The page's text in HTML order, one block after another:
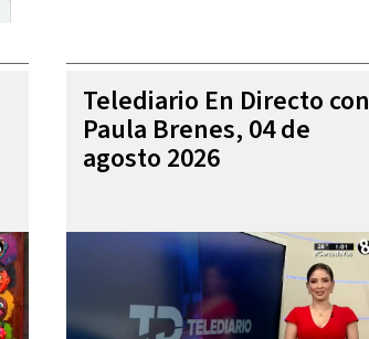
Telediario En Directo con
Paula Brenes, 04 de
agosto 2026